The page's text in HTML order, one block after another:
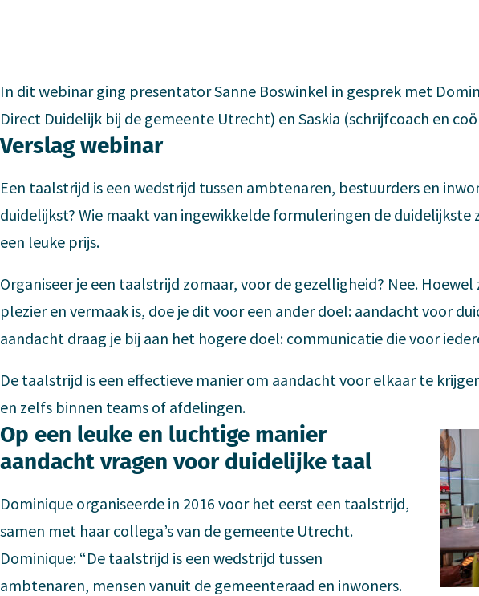
In dit webinar ging presentator Sanne Boswinkel in gesprek met
Direct Duidelijk bij de gemeente Utrecht) en Saskia (schrijfcoach en
Verslag webinar
Een taalstrijd is een wedstrijd tussen ambtenaren, bestuurders en
duidelijkst? Wie maakt van ingewikkelde formuleringen de
een leuke prijs.
Organiseer je een taalstrijd zomaar, voor de gezelligheid? Nee. Hoewel
plezier en vermaak is, doe je dit voor een ander doel: aandacht voor
aandacht draag je bij aan het hogere doel: communicatie die voor
De taalstrijd is een effectieve manier om aandacht voor elkaar te
en zelfs binnen teams of afdelingen.
Op een leuke en luchtige manier
aandacht vragen voor duidelijke taal
Dominique organiseerde in 2016 voor het eerst een taalstrijd,
samen met haar collega’s van de gemeente Utrecht.
Dominique: “De taalstrijd is een wedstrijd tussen
ambtenaren, mensen vanuit de gemeenteraad en inwoners.